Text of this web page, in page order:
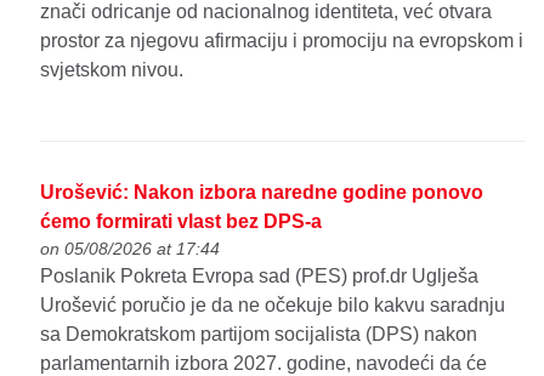
znači odricanje od nacionalnog identiteta, već otvara
prostor za njegovu afirmaciju i promociju na evropskom i
svjetskom nivou.
Urošević: Nakon izbora naredne godine ponovo
ćemo formirati vlast bez DPS-a
on 05/08/2026 at 17:44
Poslanik Pokreta Evropa sad (PES) prof.dr Uglješa
Urošević poručio je da ne očekuje bilo kakvu saradnju
sa Demokratskom partijom socijalista (DPS) nakon
parlamentarnih izbora 2027. godine, navodeći da će